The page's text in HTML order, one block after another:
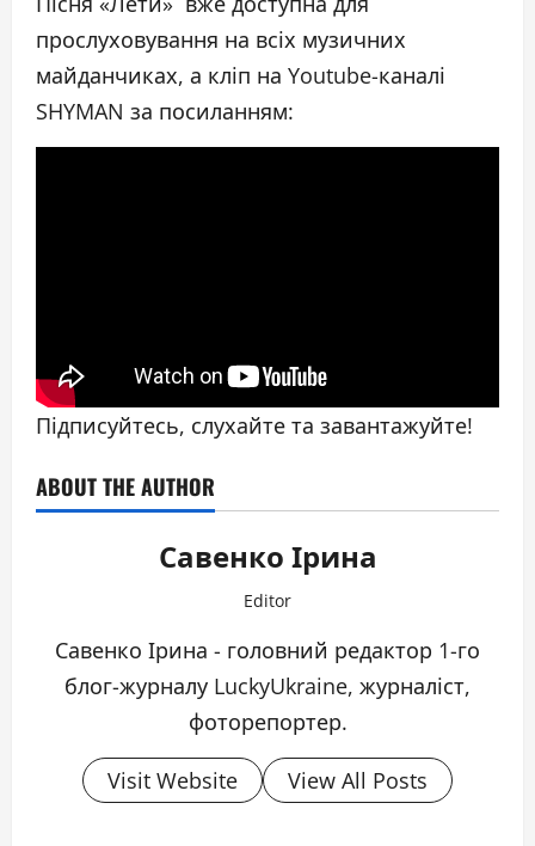
прослуховування на всіх музичних
майданчиках, а кліп на Youtube-каналі
SHYMAN за посиланням:
Підписуйтесь, слухайте та завантажуйте!
ABOUT THE AUTHOR
Савенко Ірина
Editor
Савенко Ірина - головний редактор 1-го
блог-журналу LuckyUkraine, журналіст,
фоторепортер.
Visit Website View All Posts